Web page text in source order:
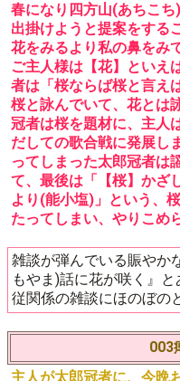
春になり四方山(あちこ
出掛けようと提案をする
花をみるより私の鼻をみ
ご主人様は【花】といえ
者は「桜ならば桜と言え
桜と詠んでいて、花とは
冠者は桜を題材に、主人
だしての歌合戦に発展し
ってしまった太郎冠者は
て、最後は「【桜】か
より(能小塩)」という、
たってしまい、やりこめ
雑談が弾んでいる賑やか
もやま)話に花が咲く』
従関係の雑談にほのぼの
003
主人が太郎冠者に、今晩